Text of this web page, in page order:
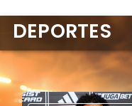
DEPORTES